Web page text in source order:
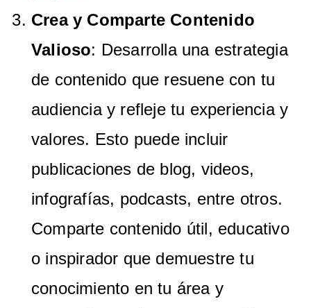
Crea y Comparte Contenido
Valioso: Desarrolla una estrategia
de contenido que resuene con tu
audiencia y refleje tu experiencia y
valores. Esto puede incluir
publicaciones de blog, videos,
infografías, podcasts, entre otros.
Comparte contenido útil, educativo
o inspirador que demuestre tu
conocimiento en tu área y